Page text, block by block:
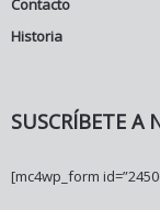
Contacto
Historia
SUSCRÍBETE A
[mc4wp_form